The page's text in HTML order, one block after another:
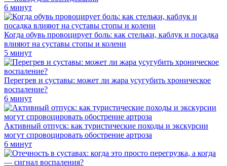
6 минут
Когда обувь провоцирует боль: как стельки, каблук и посадка
влияют на суставы стопы и колени
5 минут
Перегрев и суставы: может ли жара усугубить хроническое
воспаление?
6 минут
Активный отпуск: как туристические походы и экскурсии
могут спровоцировать обострение артроза
6 минут